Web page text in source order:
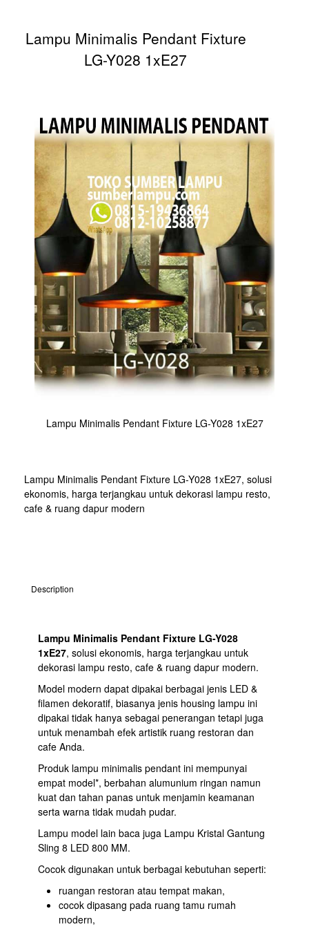
Lampu Minimalis Pendant Fixture
LG-Y028 1xE27
Lampu Minimalis Pendant Fixture LG-Y028 1xE27
Lampu Minimalis Pendant Fixture LG-Y028 1xE27, solusi
ekonomis, harga terjangkau untuk dekorasi lampu resto,
cafe & ruang dapur modern
Description
Lampu Minimalis Pendant Fixture LG-Y028
1xE27, solusi ekonomis, harga terjangkau untuk
dekorasi lampu resto, cafe & ruang dapur modern.
Model modern dapat dipakai berbagai jenis LED &
filamen dekoratif, biasanya jenis housing lampu ini
dipakai tidak hanya sebagai penerangan tetapi juga
untuk menambah efek artistik ruang restoran dan
cafe Anda.
Produk lampu minimalis pendant ini mempunyai
empat model*, berbahan alumunium ringan namun
kuat dan tahan panas untuk menjamin keamanan
serta warna tidak mudah pudar.
Lampu model lain baca juga Lampu Kristal Gantung
Sling 8 LED 800 MM.
Cocok digunakan untuk berbagai kebutuhan seperti:
ruangan restoran atau tempat makan,
cocok dipasang pada ruang tamu rumah
modern,